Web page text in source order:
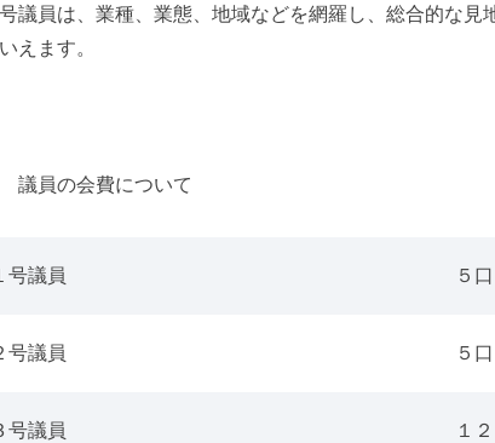
号議員は、業種、業態、地域などを網羅し、総合的な
えます。
議員の会費について
号議員 ５
号議員 ５
号議員 １